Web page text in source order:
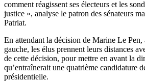
comment réagissent ses électeurs et les
justice », analyse le patron des sénateurs
Patriat.
En attendant la décision de Marine Le Pen,
gauche, les élus prennent leurs distances
de cette décision, pour mettre en avant la
qu’entraînerait une quatrième candidature
présidentielle.